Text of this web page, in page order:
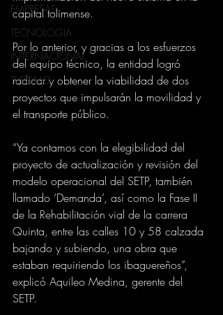
EMPRESAS
TECNOLOGIA
INTERNACIONAL
TURISMO
capital tolimense.
Por lo anterior, y gracias a los esfuerzos
del equipo técnico, la entidad logró
radicar y obtener la viabilidad de dos
proyectos que impulsarán la movilidad y
el transporte público.
“Ya contamos con la elegibilidad del
proyecto de actualización y revisión del
modelo operacional del SETP, también
llamado ‘Demanda’, así como la Fase II
de la Rehabilitación vial de la carrera
Quinta, entre las calles 10 y 58 calzada
bajando y subiendo, una obra que
estaban requiriendo los ibaguereños”,
explicó Aquileo Medina, gerente del
SETP.